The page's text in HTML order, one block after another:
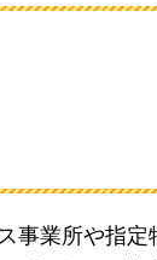
事業所や指定